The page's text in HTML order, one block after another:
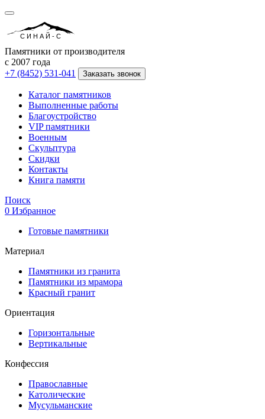
СИНАЙ-С
Памятники от производителя
с 2007 года
+7 (8452) 531-041
Заказать звонок
Каталог памятников
Выполненные работы
Благоустройство
VIP памятники
Военным
Скульптура
Скидки
Контакты
Книга памяти
Поиск
0 Избранное
Готовые памятники
Материал
Памятники из гранита
Памятники из мрамора
Красный гранит
Ориентация
Горизонтальные
Вертикальные
Конфессия
Православные
Католические
Мусульманские